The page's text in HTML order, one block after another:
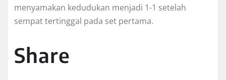
menyamakan kedudukan menjadi 1-1 setelah
sempat tertinggal pada set pertama.
Share